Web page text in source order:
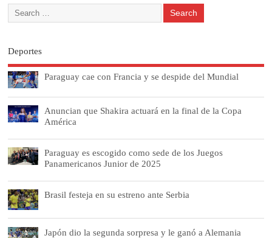
Deportes
Paraguay cae con Francia y se despide del Mundial
Anuncian que Shakira actuará en la final de la Copa
América
Paraguay es escogido como sede de los Juegos
Panamericanos Junior de 2025
Brasil festeja en su estreno ante Serbia
Japón dio la segunda sorpresa y le ganó a Alemania